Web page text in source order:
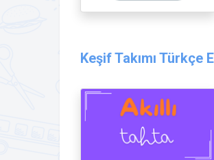
Keşif Takımı Türkçe